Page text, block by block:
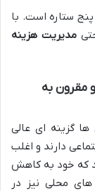
پنج ستاره است. با
مدیریت هزینه
مقرون به
گزینه ای عالی
دارند و اغلب
که خود به کاهش
محلی نیز در